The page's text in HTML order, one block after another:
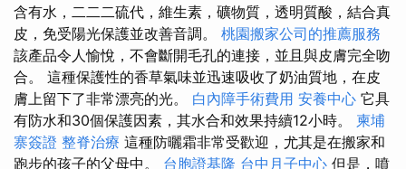
含有水，二二二硫代，維生素，礦物質，透明質酸，結合真
皮，免受陽光保護並改善音調。 桃園搬家公司的推薦服務
該產品令人愉悅，不會斷開毛孔的連接，並且與皮膚完全吻
合。 這種保護性的香草氣味並迅速吸收了奶油質地，在皮
膚上留下了非常漂亮的光。 白內障手術費用 安養中心 它具
有防水和30個保護因素，其水合和效果持續12小時。 柬埔
寨簽證 整脊治療 這種防曬霜非常受歡迎，尤其是在搬家和
跑步的孩子的父母中。 台胞證基隆 台中月子中心 但是，噴